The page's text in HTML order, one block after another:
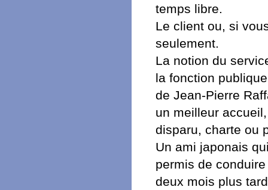
temps libre.
Le client ou, si
seulement.
La notion du
la fonction
de Jean-Pierre
un meilleur
disparu, charte ou
Un ami japonais
permis de
deux mois plus